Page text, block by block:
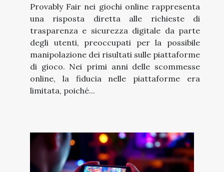
Provably Fair nei giochi online rappresenta
una risposta diretta alle richieste di
trasparenza e sicurezza digitale da parte
degli utenti, preoccupati per la possibile
manipolazione dei risultati sulle piattaforme
di gioco. Nei primi anni delle scommesse
online, la fiducia nelle piattaforme era
limitata, poiché...